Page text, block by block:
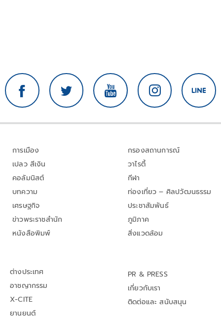
การเมือง
เปลว สีเงิน
คอลัมนิสต์
บทความ
เศรษฐกิจ
ข่าวพระราชสำนัก
หนังสือพิมพ์
กรองสถานการณ์
วาไรตี้
กีฬา
ท่องเที่ยว – ศิลปวัฒนธรรม
ประชาสัมพันธ์
ภูมิภาค
สิ่งแวดล้อม
ต่างประเทศ
อาชญากรรม
X-CITE
ยานยนต์
PR & PRESS
เกี่ยวกับเรา
ติดต่อและ สนับสนุน